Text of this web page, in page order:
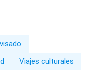
Viajes culturales